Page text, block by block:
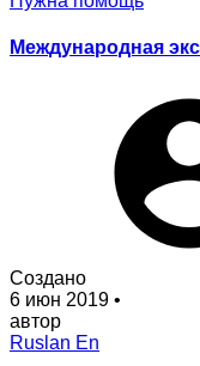
Международная
Создано
6 июн 2019 •
автор
Ruslan En